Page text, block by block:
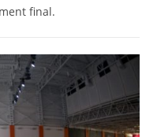
final.